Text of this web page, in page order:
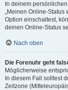
In deinem
„Meinen Online-Status
Option einschaltest,
deinen Online-Status
Nach oben
Die Forenuhr geht
Möglicherweise
In diesem Fall solltest
Zeitzone